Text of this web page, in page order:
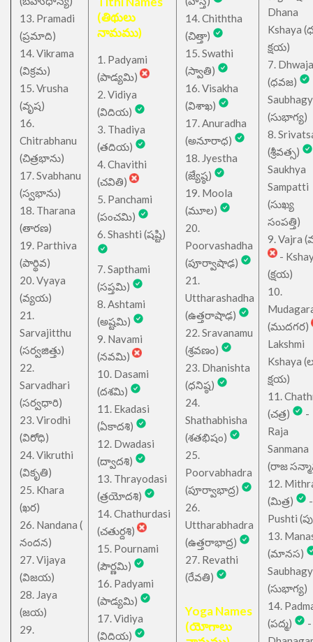
13. Pramadi
(ప్రమాది)
14. Vikrama
(విక్రమ)
15. Vrusha
(వృష)
16.
Chitrabhanu
(చిత్రభాను)
17. Svabhanu
(స్వభాను)
18. Tharana
(తారణ)
19. Parthiva
(పార్థివ)
20. Vyaya
(వ్యయ)
21.
Sarvajitthu
(సర్వజిత్తు)
22.
Sarvadhari
(సర్వధారి)
23. Virodhi
(విరోధి)
24. Vikruthi
(వికృతి)
25. Khara
(ఖర)
26. Nandana (
నందన)
27. Vijaya
(విజయ)
28. Jaya
(జయ)
29.
(తిథులు
నామము)
1. Padyami
(పాడ్యమి)
2. Vidiya
(విదియ)
3. Thadiya
(తదియ)
4. Chavithi
(చవితి)
5. Panchami
(పంచమి)
6. Shashti (షష్టి)
7. Sapthami
(సప్తమి)
8. Ashtami
(అష్టమి)
9. Navami
(నవమి)
10. Dasami
(దశమి)
11. Ekadasi
(ఏకాదశి)
12. Dwadasi
(ద్వాదశి)
13. Thrayodasi
(త్రయోదశి)
14. Chathurdasi
(చతుర్దశి)
15. Pournami
(పౌర్ణమి)
16. Padyami
(పాడ్యమి)
17. Vidiya
(విదియ)
14. Chiththa
(చిత్తా)
15. Swathi
(స్వాతి)
16. Visakha
(విశాఖ)
17. Anuradha
(అనూరాధ)
18. Jyestha
(జ్యేష్ఠ)
19. Moola
(మూల)
20.
Poorvashadha
(పూర్వాషాఢ)
21.
Uttharashadha
(ఉత్తరాషాఢ)
22. Sravanamu
(శ్రవణం)
23. Dhanishta
(ధనిష్ఠ)
24.
Shathabhisha
(శతభిషం)
25.
Poorvabhadra
(పూర్వాభాద్ర)
26.
Uttharabhadra
(ఉత్తరాభాద్ర)
27. Revathi
(రేవతి)
Yoga Names
(యోగాలు
Dhana
Kshaya
క్షయ)
7. Dhwaja
(ధవజ)
(సుభాగ్య)
8.
(శ్రీవత్స)
Saukhya
Sampatti
(సుఖ్య
సంపత్తి)
9. Vajra
-
(క్షయ)
10.
(ముదగర)
Lakshmi
Kshaya
క్షయ)
11.
(చత్ర)
-
Raja
Sanmana
(రాజ
12.
(మిత్ర)
-
Pushti
13.
(మానస)
(సుభాగ్య)
14.
(పద్మ)
-